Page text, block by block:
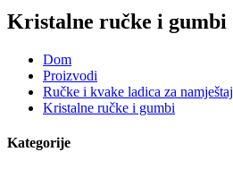
Kristalne ručke i gumbi
Dom
Proizvodi
Ručke i kvake ladica za namještaj
Kristalne ručke i gumbi
Kategorije